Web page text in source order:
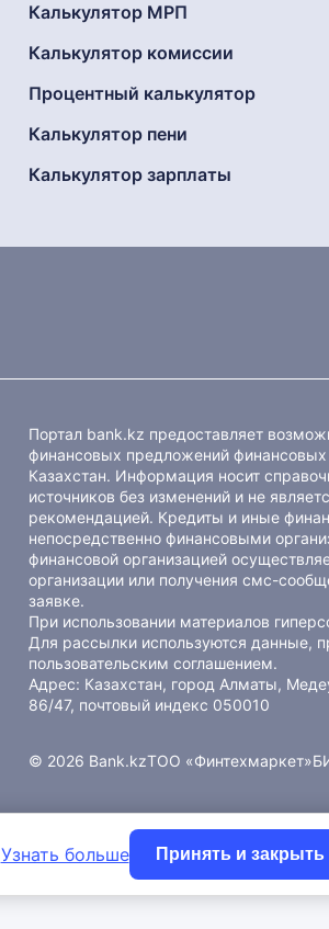
Калькулятор МРП
Калькулятор комиссии
Процентный калькулятор
Калькулятор пени
Калькулятор зарплаты
Портал bank.kz предоставляет
финансовых предложений
Казахстан. Информация носит
источников без изменений и не
рекомендацией. Кредиты и иные
непосредственно финансовыми
финансовой организацией
организации или получения смс-
заявке.
При использовании материалов
Для рассылки используются данные,
пользовательским соглашением.
Адрес: Казахстан, город Алматы,
86/47, почтовый индекс 050010
© 2026 Bank.kzТОО «Финтехмаркет»
Узнать больше Принять и закрыть